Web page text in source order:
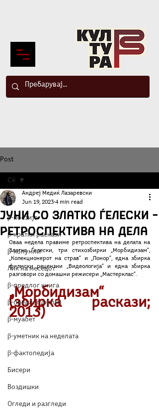
Post
Сè
β-поезија
β-кратки раскази
β-колумни
Лик на месецот
β-предлог книга
β-предлог филм
β-муабет
β-уметник на неделата
β-фактопедија
Бисери
Воздишки
Огледи и разгледи
Сè
Јуни со Златко Ѓелески –
Ретроспектива на дела
Андреј Медиќ Лазаревски
Jun 19, 2023 4 min read
Оваа недела правиме ретроспектива на делата на
Златко Ѓелески, три стихозбирки „Морбидизам“,
„Колекционерот на страв“ и „Понор“, една збирка
филмски рецензии „Видеологија“ и една збирка
разговори со домашни режисери „Мастерклас“.
„Морбидизам“
(збирка раскази;
2013)